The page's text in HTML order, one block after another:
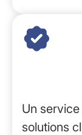
Un
solutions